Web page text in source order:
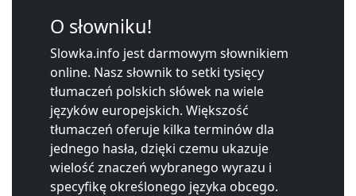
O słowniku!
Slowka.info jest darmowym słownikiem
online. Nasz słownik to setki tysięcy
tłumaczeń polskich słówek na wiele
języków europejskich. Większość
tłumaczeń oferuje kilka terminów dla
jednego hasła, dzięki czemu ukazuje
wielość znaczeń wybranego wyrazu i
specyfikę określonego języka obcego.